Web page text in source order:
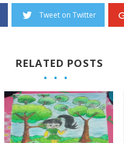
Tweet on Twitter
RELATED POSTS